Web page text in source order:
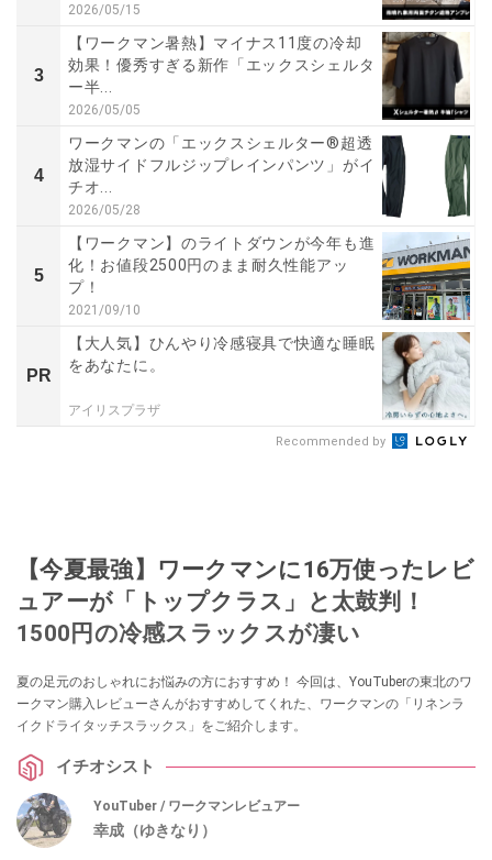
2026/05/15
3
【ワークマン暑熱】マイナス11度の冷却
効果！優秀すぎる新作「エックスシェルタ
ー半...
2026/05/05
4
ワークマンの「エックスシェルター®超透
放湿サイドフルジップレインパンツ」がイ
チオ...
2026/05/28
5
【ワークマン】のライトダウンが今年も進
化！お値段2500円のまま耐久性能アッ
プ！
2021/09/10
PR
【大人気】ひんやり冷感寝具で快適な睡眠
をあなたに。
アイリスプラザ
Recommended by
【今夏最強】ワークマンに16万使ったレビ
ュアーが「トップクラス」と太鼓判！
1500円の冷感スラックスが凄い
夏の足元のおしゃれにお悩みの方におすすめ！ 今回は、YouTuberの東北のワ
ークマン購入レビューさんがおすすめしてくれた、ワークマンの「リネンラ
イクドライタッチスラックス」をご紹介します。
イチオシスト
YouTuber / ワークマンレビュアー
幸成（ゆきなり）